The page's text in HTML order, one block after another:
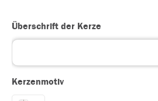
Überschrift der Kerze
Kerzenmotiv